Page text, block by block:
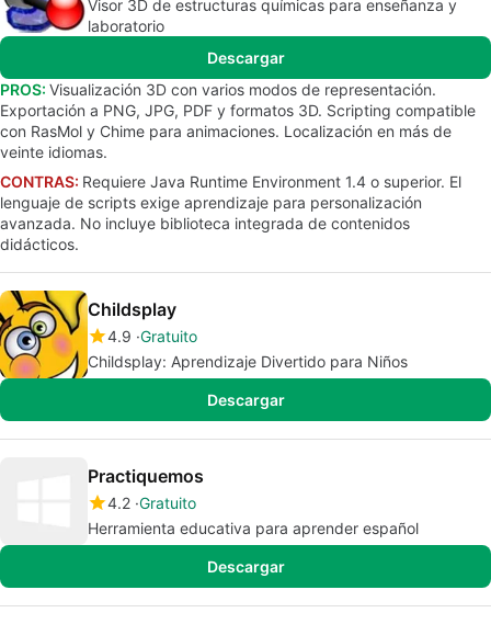
Visor 3D de estructuras químicas para enseñanza y
laboratorio
Descargar
PROS: Visualización 3D con varios modos de representación.
Exportación a PNG, JPG, PDF y formatos 3D. Scripting compatible
con RasMol y Chime para animaciones. Localización en más de
veinte idiomas.
CONTRAS: Requiere Java Runtime Environment 1.4 o superior. El
lenguaje de scripts exige aprendizaje para personalización
avanzada. No incluye biblioteca integrada de contenidos
didácticos.
Childsplay
4.9 Gratuito
Childsplay: Aprendizaje Divertido para Niños
Descargar
Practiquemos
4.2 Gratuito
Herramienta educativa para aprender español
Descargar